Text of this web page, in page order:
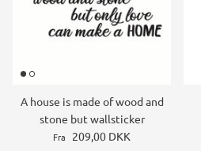
A house is made of wood and
stone but wallsticker
Fra 209,00 DKK